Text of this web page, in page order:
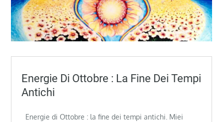
Energie Di Ottobre : La Fine Dei Tempi
Antichi
Energie di Ottobre : la fine dei tempi antichi. Miei